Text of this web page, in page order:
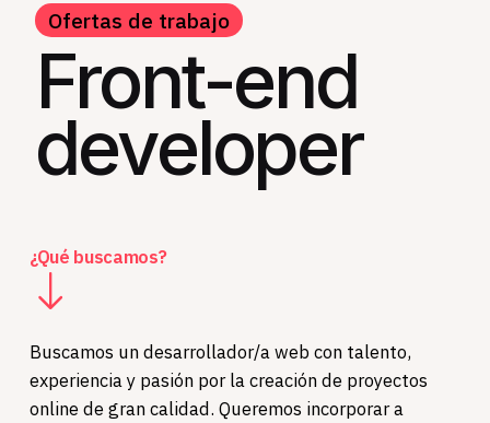
Ofertas de trabajo
Front-end
developer
¿Qué buscamos?
Buscamos un desarrollador/a web con talento,
experiencia y pasión por la creación de proyectos
online de gran calidad. Queremos incorporar a